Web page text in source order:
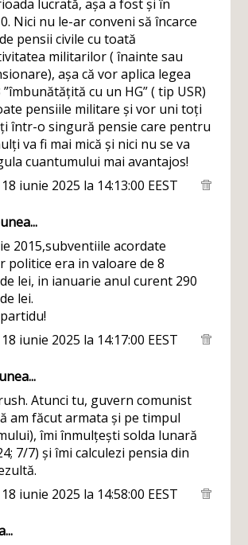
lucrată, așa a fost și în
Nici nu le-ar conveni să încarce
pensii civile cu toată
militarilor ( înainte sau
așa că vor aplica legea
cu un HG” ( tip USR)
pensiile militare și vor uni toți
într-o singură pensie care pentru
va fi mai mică și nici nu se va
cuantumului mai avantajos!
iunie 2025 la 14:13:00 EEST
2015,subventiile acordate
politice era in valoare de 8
lei, in ianuarie anul curent 290
lei.
iunie 2025 la 14:17:00 EEST
Atunci tu, guvern comunist
am făcut armata și pe timpul
îmi înmulțești solda lunară
7/7) și îmi calculezi pensia din
iunie 2025 la 14:58:00 EEST